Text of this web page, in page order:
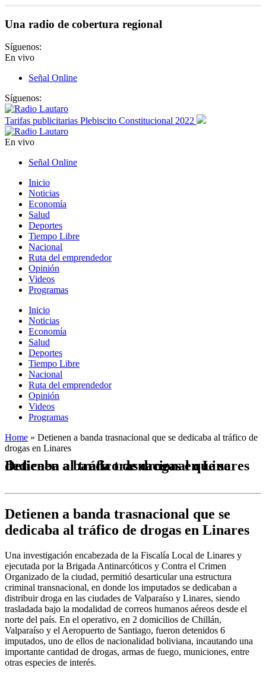
Una radio de cobertura regional
Síguenos:
En vivo
Señal Online
Síguenos:
Tarifas publicitarias Plebiscito Constitucional 2022
En vivo
Señal Online
Inicio
Noticias
Economía
Salud
Deportes
Tiempo Libre
Nacional
Ruta del emprendedor
Opinión
Videos
Programas
Inicio
Noticias
Economía
Salud
Deportes
Tiempo Libre
Nacional
Ruta del emprendedor
Opinión
Videos
Programas
Home » Detienen a banda trasnacional que se dedicaba al tráfico de
drogas en Linares
Detienen a banda trasnacional que se dedicaba al tráfico de drogas en Linares
Detienen a banda trasnacional que se
dedicaba al tráfico de drogas en Linares
Una investigación encabezada de la Fiscalía Local de Linares y
ejecutada por la Brigada Antinarcóticos y Contra el Crimen
Organizado de la ciudad, permitió desarticular una estructura
criminal transnacional, en donde los imputados se dedicaban a
distribuir droga en las ciudades de Valparaíso y Linares, siendo
trasladada bajo la modalidad de correos humanos aéreos desde el
norte del país. En el operativo, en 2 domicilios de Chillán,
Valparaíso y el Aeropuerto de Santiago, fueron detenidos 6
imputados, uno de ellos de nacionalidad boliviana, incautando una
importante cantidad de drogas, armas de fuego, municiones, entre
otras especies de interés.